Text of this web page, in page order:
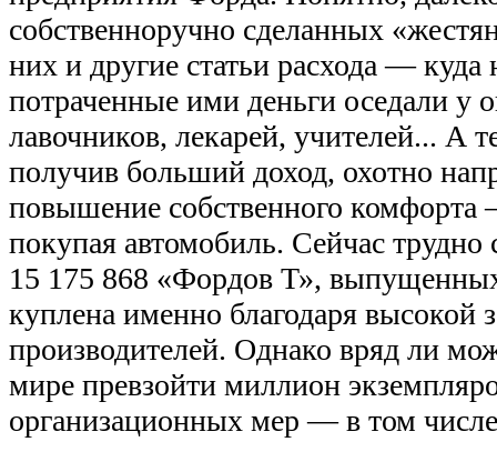
собственноручно сделанных
них и другие статьи расхода —
потраченные ими деньги оседали у
лавочников, лекарей, учителей... А
получив больший доход, охотно
повышение собственного комфорта
покупая автомобиль. Сейчас трудно
15 175 868 «Фордов Т»,
куплена именно благодаря высокой
производителей. Однако вряд ли
мире превзойти миллион
организационных мер — в том